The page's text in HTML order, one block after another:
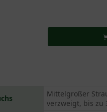
Mittelgroßer
verzweigt, bis zu